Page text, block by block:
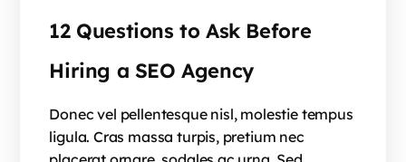
12 Questions to Ask Before
Hiring a SEO Agency
Donec vel pellentesque nisl, molestie tempus
ligula. Cras massa turpis, pretium nec